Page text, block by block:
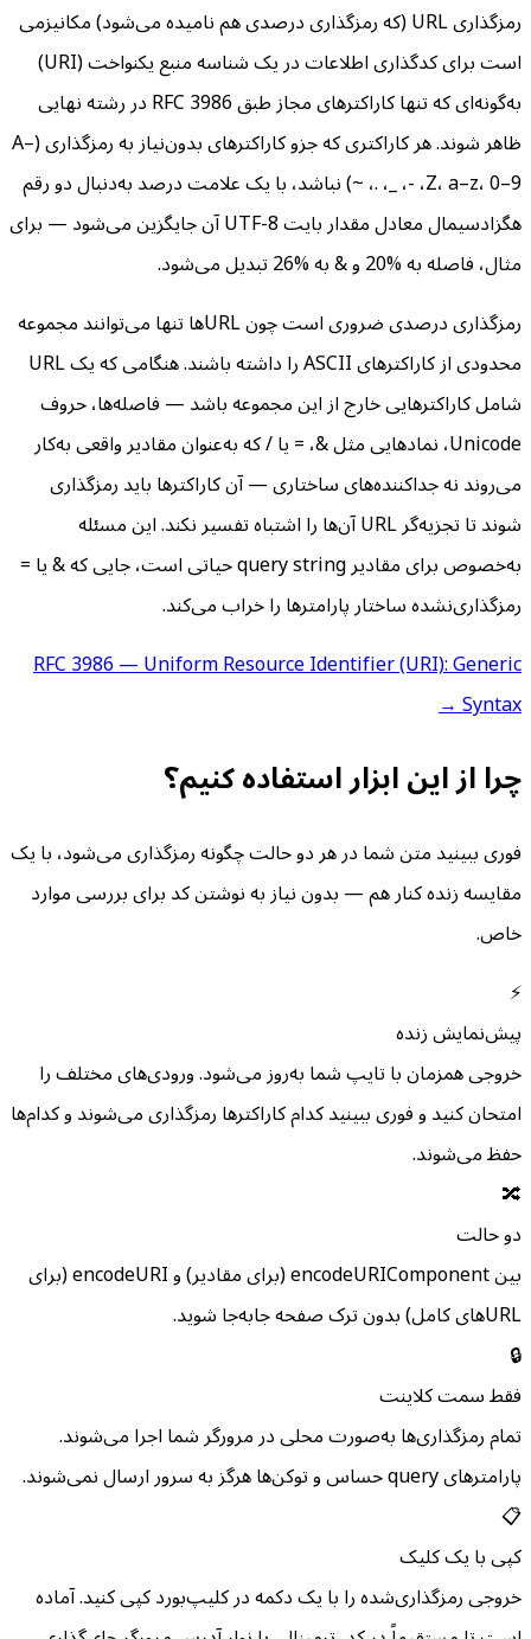
رمزگذاری URL (که رمزگذاری درصدی هم نامیده می‌شود) مکانیزمی
است برای کدگذاری اطلاعات در یک شناسه منبع یکنواخت (URI)
به‌گونه‌ای که تنها کاراکترهای مجاز طبق RFC 3986 در رشته نهایی
ظاهر شوند. هر کاراکتری که جزو کاراکترهای بدون‌نیاز به رمزگذاری (A–
Z، a–z، 0–9، -، _، .، ~) نباشد، با یک علامت درصد به‌دنبال دو رقم
هگزادسیمال معادل مقدار بایت UTF-8 آن جایگزین می‌شود — برای
مثال، فاصله به %20 و & به %26 تبدیل می‌شود.
رمزگذاری درصدی ضروری است چون URL‌ها تنها می‌توانند مجموعه
محدودی از کاراکترهای ASCII را داشته باشند. هنگامی که یک URL
شامل کاراکترهایی خارج از این مجموعه باشد — فاصله‌ها، حروف
Unicode، نمادهایی مثل &، = یا / که به‌عنوان مقادیر واقعی به‌کار
می‌روند نه جداکننده‌های ساختاری — آن کاراکترها باید رمزگذاری
شوند تا تجزیه‌گر URL آن‌ها را اشتباه تفسیر نکند. این مسئله
به‌خصوص برای مقادیر query string حیاتی است، جایی که & یا =
رمزگذاری‌نشده ساختار پارامترها را خراب می‌کند.
RFC 3986 — Uniform Resource Identifier (URI): Generic
Syntax →
چرا از این ابزار استفاده کنیم؟
فوری ببینید متن شما در هر دو حالت چگونه رمزگذاری می‌شود، با یک
مقایسه زنده کنار هم — بدون نیاز به نوشتن کد برای بررسی موارد
خاص.
⚡
پیش‌نمایش زنده
خروجی همزمان با تایپ شما به‌روز می‌شود. ورودی‌های مختلف را
امتحان کنید و فوری ببینید کدام کاراکترها رمزگذاری می‌شوند و کدام‌ها
حفظ می‌شوند.
🔀
دو حالت
بین encodeURIComponent (برای مقادیر) و encodeURI (برای
URL‌های کامل) بدون ترک صفحه جابه‌جا شوید.
🔒
فقط سمت کلاینت
تمام رمزگذاری‌ها به‌صورت محلی در مرورگر شما اجرا می‌شوند.
پارامترهای query حساس و توکن‌ها هرگز به سرور ارسال نمی‌شوند.
📋
کپی با یک کلیک
خروجی رمزگذاری‌شده را با یک دکمه در کلیپ‌بورد کپی کنید. آماده